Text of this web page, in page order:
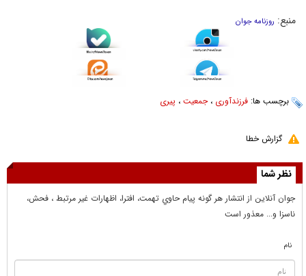
منبع: روزنامه جوان
برچسب ها: فرزندآوری ،جمعیت ، پیری
گزارش خطا
نظر شما
جوان آنلاين از انتشار هر گونه پيام حاوي تهمت، افترا، اظهارات غير مرتبط ، فحش،
ناسزا و... معذور است
نام